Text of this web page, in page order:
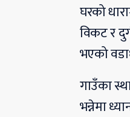
घरको
विकट र
भएको
गाउँका
भन्नेमा